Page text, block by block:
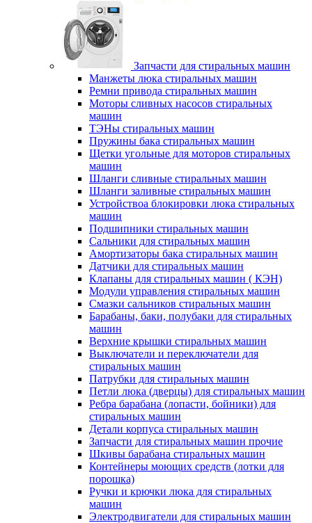
Запчасти для стиральных машин
Манжеты люка стиральных машин
Ремни привода стиральных машин
Моторы сливных насосов стиральных
машин
ТЭНы стиральных машин
Пружины бака стиральных машин
Щетки угольные для моторов стиральных
машин
Шланги сливные стиральных машин
Шланги заливные стиральных машин
Устройствоа блокировки люка стиральных
машин
Подшипники стиральных машин
Сальники для стиральных машин
Амортизаторы бака стиральных машин
Датчики для стиральных машин
Клапаны для стиральных машин ( КЭН)
Модули управления стиральных машин
Смазки сальников стиральных машин
Барабаны, баки, полубаки для стиральных
машин
Верхние крышки стиральных машин
Выключатели и переключатели для
стиральных машин
Патрубки для стиральных машин
Петли люка (дверцы) для стиральных машин
Ребра барабана (лопасти, бойники) для
стиральных машин
Детали корпуса стиральных машин
Запчасти для стиральных машин прочие
Шкивы барабана стиральных машин
Контейнеры моющих средств (лотки для
порошка)
Ручки и крючки люка для стиральных
машин
Электродвигатели для стиральных машин